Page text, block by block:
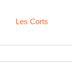
Les Corts